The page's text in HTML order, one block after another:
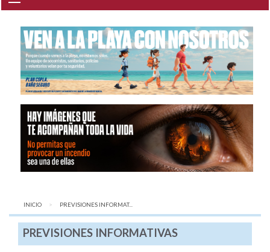
INICIO AQUÍ:
PREVISIONES INFORMAT...
PREVISIONES INFORMATIVAS